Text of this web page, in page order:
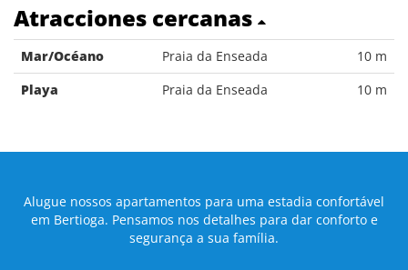
Atracciones cercanas
Mar/Océano Praia da Enseada
10 m
Playa
Praia da Enseada 10 m
Alugue nossos apartamentos para uma estadia confortável
em Bertioga. Pensamos nos detalhes para dar conforto e
segurança a sua família.